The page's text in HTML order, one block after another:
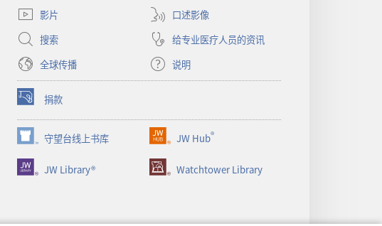
窗
口）
开
新
窗
口）
影片
口述影像
搜索
给专业医疗人员的资讯
全球传播
说明
捐款
（打
开
新
窗
口）
守望台线上书库
（打
开
新
JW Hub®
（打
开
新
JW Library® Watchtower Library